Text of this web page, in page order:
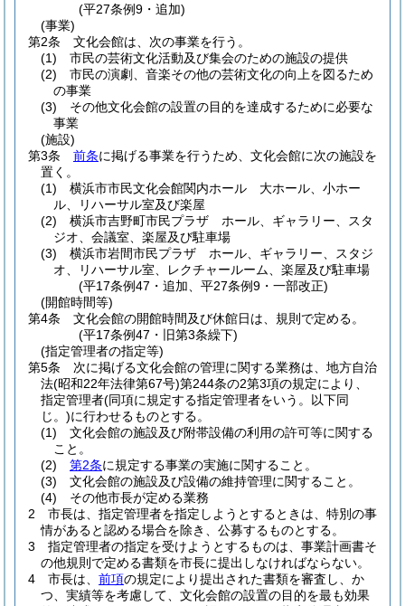
(平27条例9・追加)
(事業)
第2条
文化会館は、次の事業を行う。
(1)
市民の芸術文化活動及び集会のための施設の提供
(2)
市民の演劇、音楽その他の芸術文化の向上を図るため
の事業
(3)
その他文化会館の設置の目的を達成するために必要な
事業
(施設)
第3条
前条に掲げる事業を行うため、文化会館に次の施設を
置く。
(1)
横浜市市民文化会館関内ホール 大ホール、小ホー
ル、リハーサル室及び楽屋
(2)
横浜市吉野町市民プラザ ホール、ギャラリー、スタ
ジオ、会議室、楽屋及び駐車場
(3)
横浜市岩間市民プラザ ホール、ギャラリー、スタジ
オ、リハーサル室、レクチャールーム、楽屋及び駐車場
(平17条例47・追加、平27条例9・一部改正)
(開館時間等)
第4条
文化会館の開館時間及び休館日は、規則で定める。
(平17条例47・旧第3条繰下)
(指定管理者の指定等)
第5条
次に掲げる文化会館の管理に関する業務は、地方自治
法(昭和22年法律第67号)第244条の2第3項の規定により、
指定管理者(同項に規定する指定管理者をいう。以下同
じ。)に行わせるものとする。
(1)
文化会館の施設及び附帯設備の利用の許可等に関する
こと。
(2)
第2条に規定する事業の実施に関すること。
(3)
文化会館の施設及び設備の維持管理に関すること。
(4)
その他市長が定める業務
2
市長は、指定管理者を指定しようとするときは、特別の事
情があると認める場合を除き、公募するものとする。
3
指定管理者の指定を受けようとするものは、事業計画書そ
の他規則で定める書類を市長に提出しなければならない。
4
市長は、 前項の規定により提出された書類を審査し、か
つ、実績等を考慮して、文化会館の設置の目的を最も効果